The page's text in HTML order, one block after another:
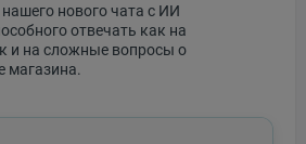
нового чата с ИИ
отвечать как на
и на сложные вопросы о
магазина.